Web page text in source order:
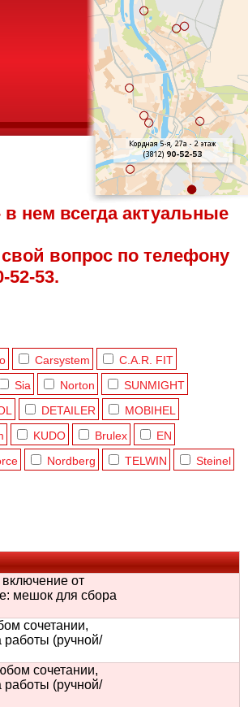
в нем всегда актуальные
вопрос по телефону
52-53.
Carsystem
C.A.R. FIT
Sia Norton
SUNMIGHT
DETAILER
MOBIHEL
KUDO Brulex
EN
Nordberg TELWIN
Steinel
от
мешок для сбора
сочетании,
(ручной/
сочетании,
(ручной/